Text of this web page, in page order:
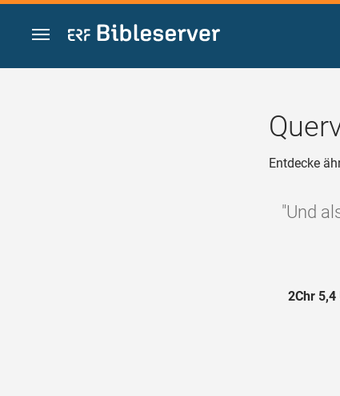
Zum Inhalt springen
Entdecke
"Und
2Chr 5,4